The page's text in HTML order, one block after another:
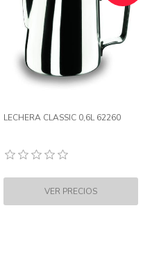
LECHERA CLASSIC 0,6L 62260